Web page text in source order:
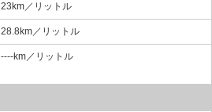
23km／リットル
28.8km／リットル
----km／リットル